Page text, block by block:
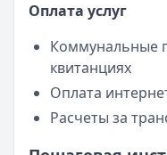
Оплата услуг
Коммунальные
квитанциях
Оплата
Расчеты за